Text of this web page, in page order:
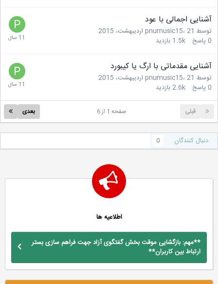
آشنایی اجمالی با عود
توسط pnumusic15 ،21 اردیبهشت، 2015
0پاسخ 1.5k بازدید
آشنایی مقدماتی با ارگ یا کیبورد
توسط pnumusic15 ،21 اردیبهشت، 2015
0پاسخ 2.6kبازدید
قبلی بعدی صفحه 1 از 6
دنبال کنندگان 0
اطلاعیه ها
**مهم: بازگشایی موقت بخش گفتگوی آزاد جهت فراهم سازی بستر
ارتباط بین کاربران**